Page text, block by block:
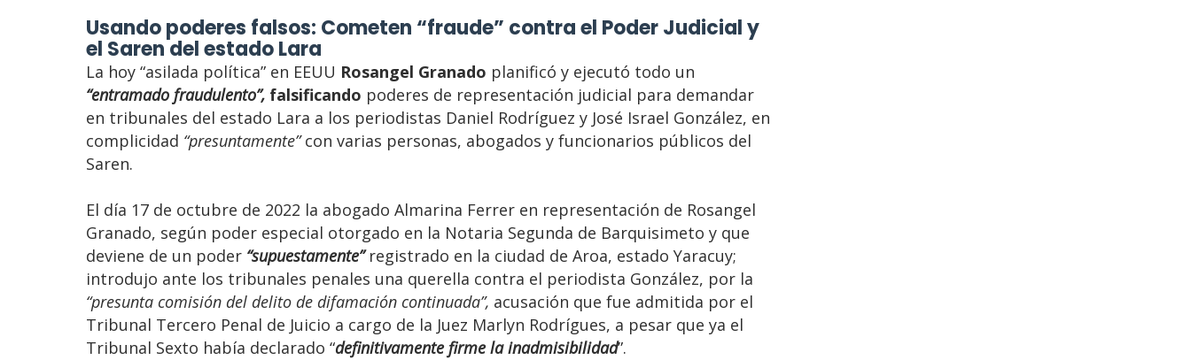
Usando poderes falsos: Cometen “fraude” contra el Poder Judicial y
el Saren del estado Lara
La hoy “asilada política” en EEUU Rosangel Granado planificó y ejecutó todo un
“entramado fraudulento”, falsificando poderes de representación judicial para demandar
en tribunales del estado Lara a los periodistas Daniel Rodríguez y José Israel González, en
complicidad “presuntamente”con varias personas, abogados y funcionarios públicos del
Saren.
El día 17 de octubre de 2022 la abogado Almarina Ferrer en representación de Rosangel
Granado, según poder especial otorgado en la Notaria Segunda de Barquisimeto y que
deviene de un poder “supuestamente”registrado en la ciudad de Aroa, estado Yaracuy;
introdujo ante los tribunales penales una querella contra el periodista González, por la
“presunta comisión del delito de difamación continuada”, acusación que fue admitida por el
Tribunal Tercero Penal de Juicio a cargo de la Juez Marlyn Rodrígues, a pesar que ya el
Tribunal Sexto había declarado “definitivamente firme la inadmisibilidad”.